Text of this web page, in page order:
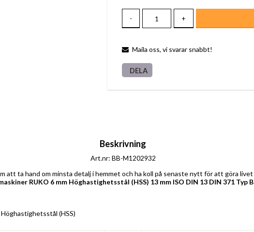
- +
Maila oss, vi svarar snabbt!
DELA
Beskrivning
Art.nr: BB-M1202932
RUKO 6 mm Höghastighetsstål (HSS) 13 mm ISO DIN 13 DIN 371 Typ B
(HSS)